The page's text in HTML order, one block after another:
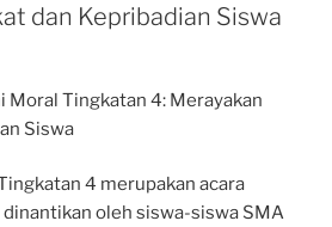
dan Kepribadian Siswa
Moral Tingkatan 4: Merayakan
Siswa
4 merupakan acara
oleh siswa-siswa SMA